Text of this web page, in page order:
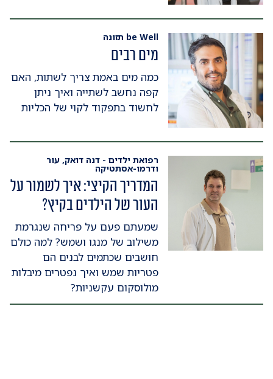
be Well תזונה
מים רבים
כמה מים באמת צריך לשתות, האם
קפה נחשב לשתייה ואיך ניתן
לחשוד בתפקוד לקוי של הכליות
רפואת ילדים - דנה דואק, עור
ודרמו-אסתטיקה
המדריך הקיצי: איך לשמור על
העור של הילדים בקיץ?
שמעתם פעם על פריחה שנגרמת
משילוב של מנגו ושמש? למה כולם
חושבים שכתמים לבנים הם
פטריות שמש ואיך נפטרים מיבלות
מולוסקום עקשניות?